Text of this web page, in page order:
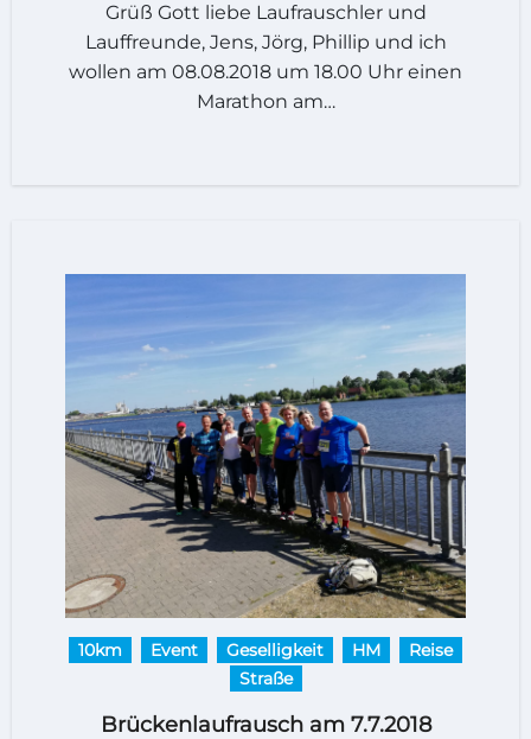
Grüß Gott liebe Laufrauschler und
Lauffreunde, Jens, Jörg, Phillip und ich
wollen am 08.08.2018 um 18.00 Uhr einen
Marathon am…
10km Event Geselligkeit HM
Reise
Straße
Brückenlaufrausch am 7.7.2018